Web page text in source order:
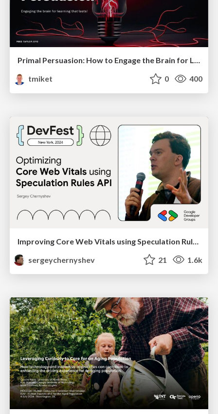
Primal Persuasion: How to Engage the Brain for Learning That Lasts
tmiket
0 400
sergeychernyshev
21 1.6k